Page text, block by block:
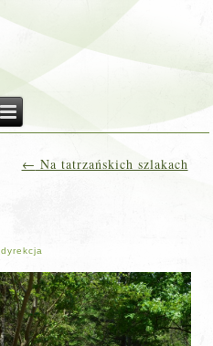
← Na tatrzańskich szlakach
dyrekcja